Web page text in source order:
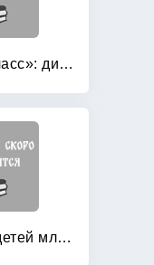
»Трудный класс»: диагностическая и коррекционная работа
Агрессия у детей младшего школьного возраста: Диагностика и коррекция